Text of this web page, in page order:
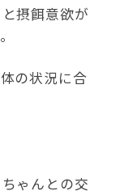
摂餌意欲が
の状況に合
ゃんとの交